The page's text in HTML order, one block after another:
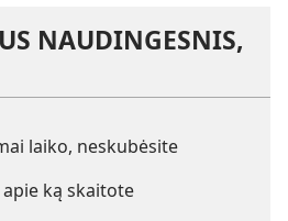
NAUDINGESNIS,
laiko, neskubėsite
ką skaitote